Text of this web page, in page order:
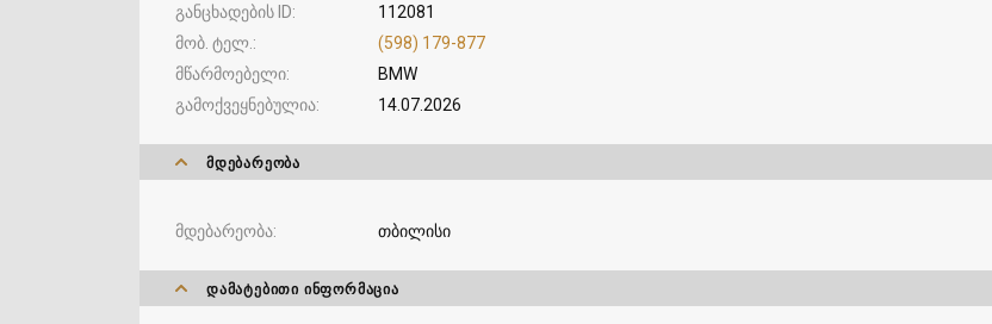
განცხადების ID
112081
მობ. ტელ.
(598) 179-877
მწარმოებელი
BMW
გამოქვეყნებულია
14.07.2026
ᲛᲓᲔᲑᲐᲠᲔᲝᲑᲐ
მდებარეობა თბილისი
ᲓᲐᲛᲐᲢᲔᲑᲘᲗᲘ ᲘᲜᲤᲝᲠᲛᲐᲪᲘᲐ